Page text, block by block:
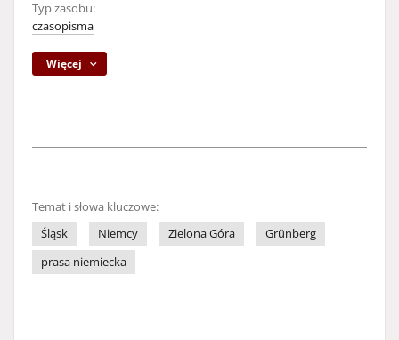
Typ zasobu:
czasopisma
Więcej
Temat i słowa kluczowe:
Śląsk
Niemcy Zielona Góra
Grünberg
prasa niemiecka